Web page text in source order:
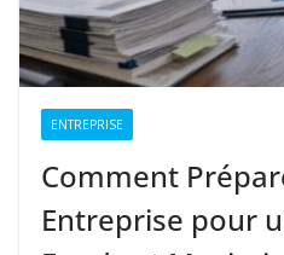
ENTREPRISE
Comment
Entreprise pour